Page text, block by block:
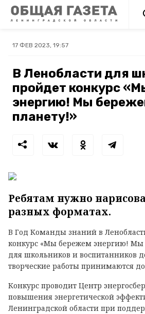
17 ФЕВ 2023, 19:57
В Ленобласти для
пройдет конкурс
энергию! Мы
планету!»
Ребятам нужно
разных форматах.
В Год Команды знаний в
конкурс «Мы бережем энергию! Мы
для школьников и воспитанников
творческие работы принимаются
Конкурс проводит Центр
повышения энергетической
Ленинградской области при